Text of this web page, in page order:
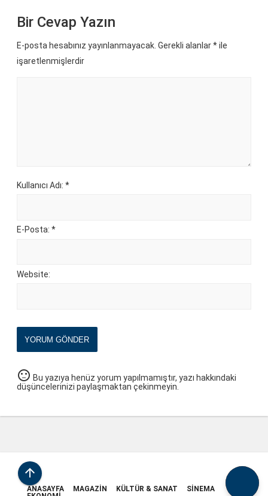
Bir Cevap Yazın
E-posta hesabınız yayınlanmayacak. Gerekli alanlar*ile
işaretlenmişlerdir
Kullanıcı Adı: *
E-Posta: *
Website:
YORUM GÖNDER
sentiment_neutral Bu yazıya henüz yorum yapılmamıştır, yazı hakkındaki
düşüncelerinizi paylaşmaktan çekinmeyin.

ANASAYFA MAGAZIN KÜLTÜR & SANAT
SINEMA